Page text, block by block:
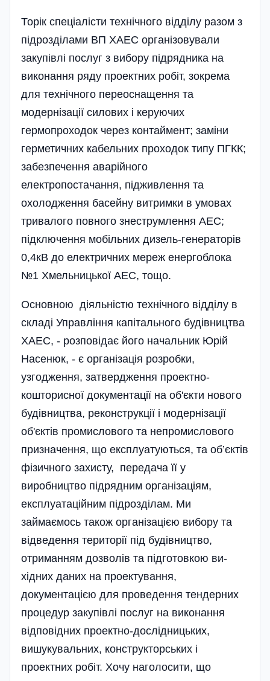
Торік спеціалісти технічного відділу разом з
підрозділами ВП ХАЕС організовували
закупівлі послуг з вибору підрядника на
виконання ряду проектних робіт, зокрема
для технічного переоснащення та
модернізації силових і керуючих
гермопроходок через контаймент; заміни
герметичних кабельних проходок типу ПГКК;
забезпечення аварійного
електропостачання, підживлення та
охолодження басейну витримки в умовах
тривалого повного знеструмлення АЕС;
підключення мобільних дизель-генераторів
0,4кВ до електричних мереж енергоблока
№1 Хмельницької АЕС, тощо.
Основною діяльністю технічного відділу в
складі Управління капі­тального будівництва
ХАЕС, - розповідає його начальник Юрій
Насенюк, - є організація розробки,
узгодження, затвердження проектно-
кошторисної документації на об'єкти нового
будівництва, реконструкції і модернізації
об'єктів промислового та непромислового
призначення, що експлуатуються, та об’єктів
фізичного захисту, передача її у
виробництво підрядним орга­ні­заціям,
експлуатаційним підрозділам. Ми
займаємось також орга­ні­зацією вибору та
відведення території під будівництво,
отриманням дозволів та підготовкою ви­­
хідних даних на проектування,
документацією для проведення тендерних
процедур закупівлі послуг на виконання
відповідних проектно-дослідницьких,
вишукувальних, конструкторських і
проектних робіт. Хочу наголосити, що